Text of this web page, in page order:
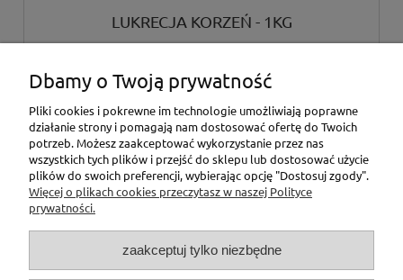
LUKRECJA KORZEŃ - 1KG
36,00 zł
do koszyka
« 1 2 3 4 5 ... 7
Dbamy o Twoją prywatność
Pliki cookies i pokrewne im technologie umożliwiają poprawne
działanie strony i pomagają nam dostosować ofertę do Twoich
potrzeb. Możesz zaakceptować wykorzystanie przez nas
wszystkich tych plików i przejść do sklepu lub dostosować użycie
plików do swoich preferencji, wybierając opcję "Dostosuj zgody".
Więcej o plikach cookies przeczytasz w naszej Polityce
prywatności.
zaakceptuj tylko niezbędne